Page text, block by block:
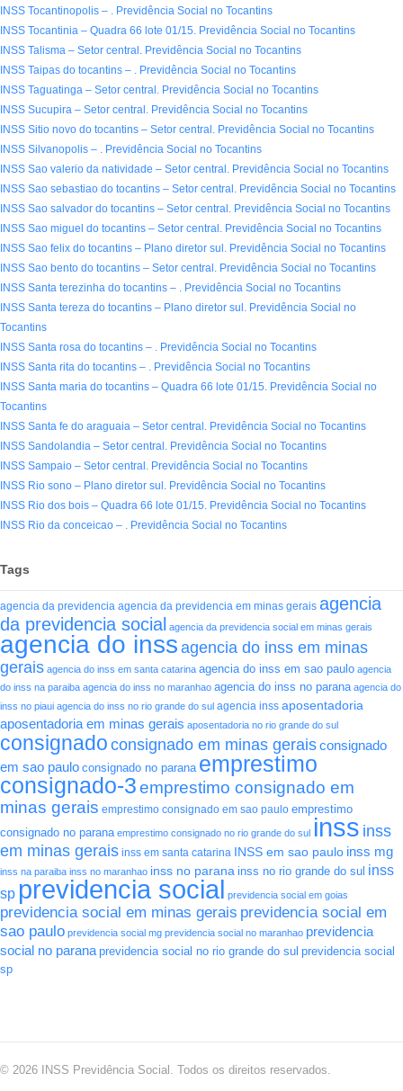
INSS Tocantinopolis – . Previdência Social no Tocantins
INSS Tocantinia – Quadra 66 lote 01/15. Previdência Social no Tocantins
INSS Talisma – Setor central. Previdência Social no Tocantins
INSS Taipas do tocantins – . Previdência Social no Tocantins
INSS Taguatinga – Setor central. Previdência Social no Tocantins
INSS Sucupira – Setor central. Previdência Social no Tocantins
INSS Sitio novo do tocantins – Setor central. Previdência Social no Tocantins
INSS Silvanopolis – . Previdência Social no Tocantins
INSS Sao valerio da natividade – Setor central. Previdência Social no Tocantins
INSS Sao sebastiao do tocantins – Setor central. Previdência Social no Tocantins
INSS Sao salvador do tocantins – Setor central. Previdência Social no Tocantins
INSS Sao miguel do tocantins – Setor central. Previdência Social no Tocantins
INSS Sao felix do tocantins – Plano diretor sul. Previdência Social no Tocantins
INSS Sao bento do tocantins – Setor central. Previdência Social no Tocantins
INSS Santa terezinha do tocantins – . Previdência Social no Tocantins
INSS Santa tereza do tocantins – Plano diretor sul. Previdência Social no
Tocantins
INSS Santa rosa do tocantins – . Previdência Social no Tocantins
INSS Santa rita do tocantins – . Previdência Social no Tocantins
INSS Santa maria do tocantins – Quadra 66 lote 01/15. Previdência Social no
Tocantins
INSS Santa fe do araguaia – Setor central. Previdência Social no Tocantins
INSS Sandolandia – Setor central. Previdência Social no Tocantins
INSS Sampaio – Setor central. Previdência Social no Tocantins
INSS Rio sono – Plano diretor sul. Previdência Social no Tocantins
INSS Rio dos bois – Quadra 66 lote 01/15. Previdência Social no Tocantins
INSS Rio da conceicao – . Previdência Social no Tocantins
Tags
agencia da previdencia agencia da previdencia em minas gerais agencia
da previdencia social agencia da previdencia social em minas gerais
agencia do inssagencia do inss em minas
gerais agencia do inss em santa catarina agencia do inss em sao paulo agencia
do inss na paraiba agencia do inss no maranhao agencia do inss no parana agencia do
inss no piaui agencia do inss no rio grande do sul agencia inss aposentadoria
aposentadoria em minas gerais aposentadoria no rio grande do sul
consignado consignado em minas geraisconsignado
em sao paulo consignado no parana emprestimo
consignado-3emprestimo consignado em
minas gerais emprestimo consignado em sao paulo emprestimo
consignado no parana emprestimo consignado no rio grande do sul inss inss
em minas gerais inss em santa catarina INSS em sao paulo inss mg
inss na paraiba inss no maranhao inss no parana inss no rio grande do sul inss
sp previdencia social previdencia social em goias
previdencia social em minas gerais previdencia social em
sao paulo previdencia social mg previdencia social no maranhao previdencia
social no parana previdencia social no rio grande do sul previdencia social
sp
© 2026 INSS Previdência Social. Todos os direitos reservados.